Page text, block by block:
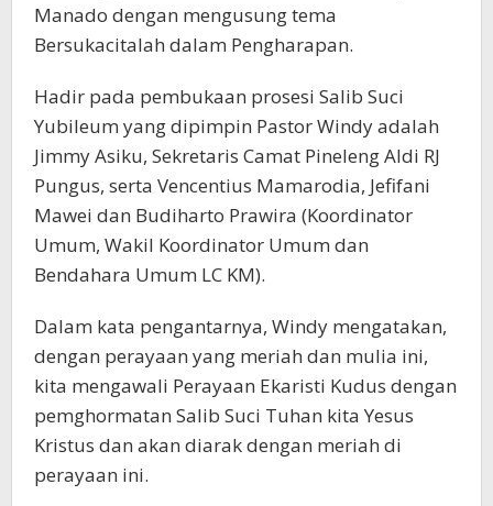
Manado dengan mengusung tema
Bersukacitalah dalam Pengharapan.
Hadir pada pembukaan prosesi Salib Suci
Yubileum yang dipimpin Pastor Windy adalah
Jimmy Asiku, Sekretaris Camat Pineleng Aldi RJ
Pungus, serta Vencentius Mamarodia, Jefifani
Mawei dan Budiharto Prawira (Koordinator
Umum, Wakil Koordinator Umum dan
Bendahara Umum LC KM).
Dalam kata pengantarnya, Windy mengatakan,
dengan perayaan yang meriah dan mulia ini,
kita mengawali Perayaan Ekaristi Kudus dengan
pemghormatan Salib Suci Tuhan kita Yesus
Kristus dan akan diarak dengan meriah di
perayaan ini.